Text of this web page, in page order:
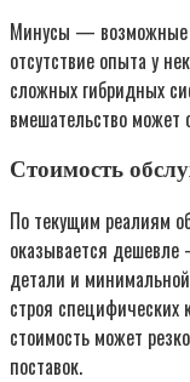
Минусы — возможные
отсутствие опыта у
сложных гибридных
вмешательство может
Стоимость
По текущим реалиям
оказывается
детали и
строя специфических
стоимость может
поставок.